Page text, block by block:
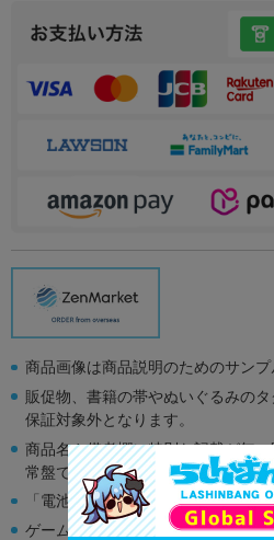
商品画像は商品説明のためのサンプ
販促物、書籍の帯やぬいぐるみの
保証対象外となります。
商品名や備考欄に特別な記載が無
常盤です。
「電池」は原則として保証対象外
ゲーム機本体には、SDカードなど